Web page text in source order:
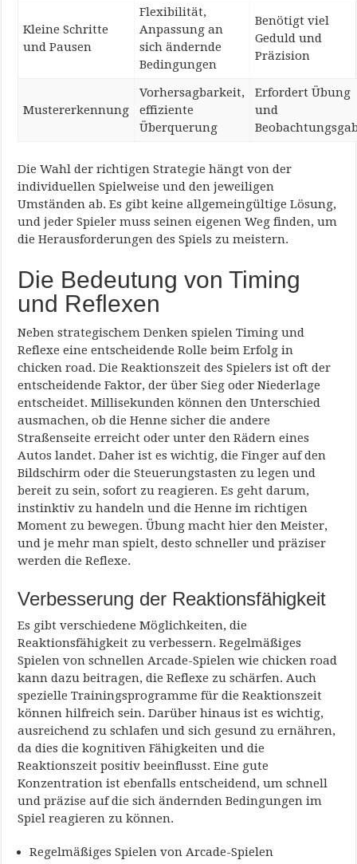
Kleine Schritte
und Pausen
Flexibilität,
Anpassung an
sich ändernde
Bedingungen
Benötigt viel
Geduld und
Präzision
Mustererkennung
Vorhersagbarkeit,
effiziente
Überquerung
Erfordert Übung
und
Die Wahl der richtigen Strategie hängt von der
individuellen Spielweise und den jeweiligen
Umständen ab. Es gibt keine allgemeingültige Lösung,
und jeder Spieler muss seinen eigenen Weg finden, um
die Herausforderungen des Spiels zu meistern.
Die Bedeutung von Timing
und Reflexen
Neben strategischem Denken spielen Timing und
Reflexe eine entscheidende Rolle beim Erfolg in
chicken road. Die Reaktionszeit des Spielers ist oft der
entscheidende Faktor, der über Sieg oder Niederlage
entscheidet. Millisekunden können den Unterschied
ausmachen, ob die Henne sicher die andere
Straßenseite erreicht oder unter den Rädern eines
Autos landet. Daher ist es wichtig, die Finger auf den
Bildschirm oder die Steuerungstasten zu legen und
bereit zu sein, sofort zu reagieren. Es geht darum,
instinktiv zu handeln und die Henne im richtigen
Moment zu bewegen. Übung macht hier den Meister,
und je mehr man spielt, desto schneller und präziser
werden die Reflexe.
Verbesserung der Reaktionsfähigkeit
Es gibt verschiedene Möglichkeiten, die
Reaktionsfähigkeit zu verbessern. Regelmäßiges
Spielen von schnellen Arcade-Spielen wie chicken road
kann dazu beitragen, die Reflexe zu schärfen. Auch
spezielle Trainingsprogramme für die Reaktionszeit
können hilfreich sein. Darüber hinaus ist es wichtig,
ausreichend zu schlafen und sich gesund zu ernähren,
da dies die kognitiven Fähigkeiten und die
Reaktionszeit positiv beeinflusst. Eine gute
Konzentration ist ebenfalls entscheidend, um schnell
und präzise auf die sich ändernden Bedingungen im
Spiel reagieren zu können.
Regelmäßiges Spielen von Arcade-Spielen